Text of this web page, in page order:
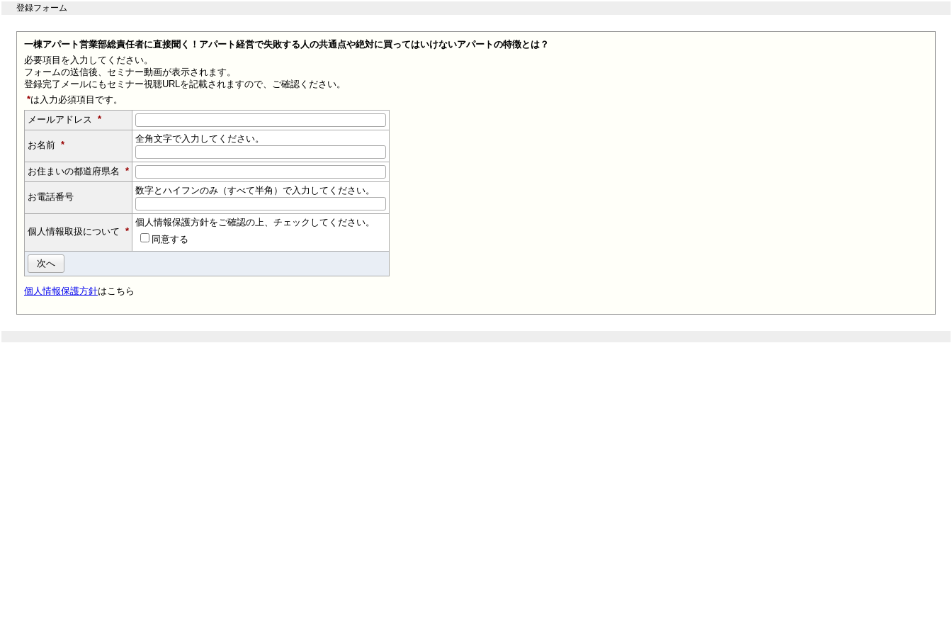
登録フォーム
一棟アパート営業部総責任者に直接聞く！アパート経営で失敗する人の共通点や絶対に買ってはいけないアパートの特徴とは？
必要項目を入力してください。
フォームの送信後、セミナー動画が表示されます。
登録完了メールにもセミナー視聴URLを記載されますので、ご確認ください。
*は入力必須項目です。
メールアドレス *
お名前 *
全角文字で入力してください。
お住まいの都道府県名 *
お電話番号
数字とハイフンのみ（すべて半角）で入力してください。
個人情報取扱について *
個人情報保護方針をご確認の上、チェックしてください。
同意する
個人情報保護方針はこちら